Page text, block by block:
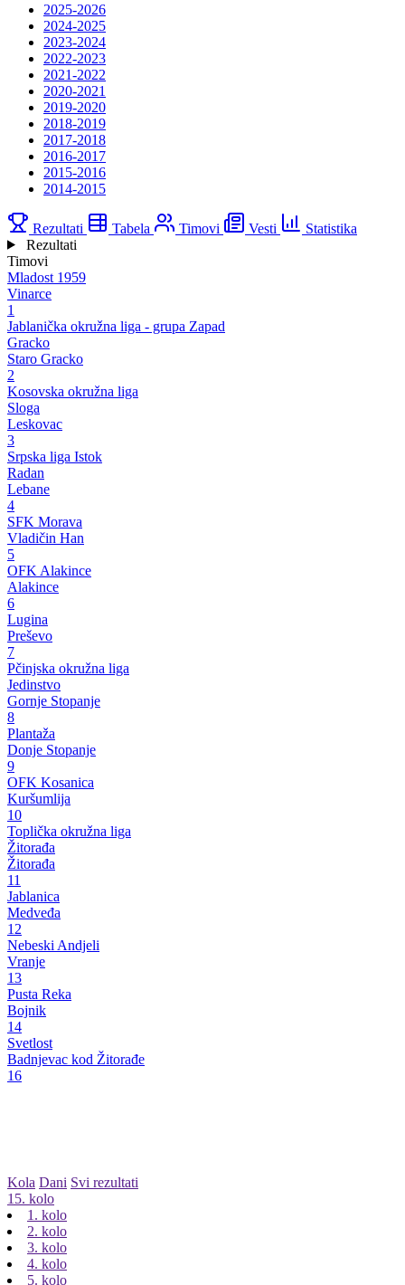
2025-2026
2024-2025
2023-2024
2022-2023
2021-2022
2020-2021
2019-2020
2018-2019
2017-2018
2016-2017
2015-2016
2014-2015
Rezultati Tabela Timovi Vesti
Statistika
Rezultati
Timovi
Mladost 1959
Vinarce
1
Jablanička okružna liga - grupa Zapad
Gracko
Staro Gracko
2
Kosovska okružna liga
Sloga
Leskovac
3
Srpska liga Istok
Radan
Lebane
4
SFK Morava
Vladičin Han
5
OFK Alakince
Alakince
6
Lugina
Preševo
7
Pčinjska okružna liga
Jedinstvo
Gornje Stopanje
8
Plantaža
Donje Stopanje
9
OFK Kosanica
Kuršumlija
10
Toplička okružna liga
Žitorađa
Žitorađa
11
Jablanica
Medveđa
12
Nebeski Andjeli
Vranje
13
Pusta Reka
Bojnik
14
Svetlost
Badnjevac kod Žitorađe
16
Kola Dani Svi rezultati
15. kolo
1. kolo
2. kolo
3. kolo
4. kolo
5. kolo